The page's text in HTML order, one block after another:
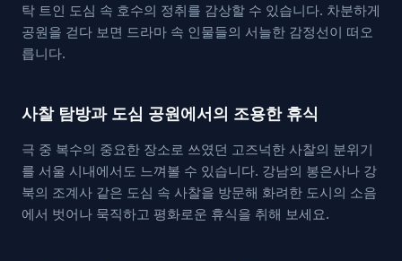
탁 트인 도심 속 호수의 정취를 감상할 수 있습니다. 차분하게
공원을 걷다 보면 드라마 속 인물들의 서늘한 감정선이 떠오
릅니다.
사찰 탐방과 도심 공원에서의 조용한 휴식
극 중 복수의 중요한 장소로 쓰였던 고즈넉한 사찰의 분위기
를 서울 시내에서도 느껴볼 수 있습니다. 강남의 봉은사나 강
북의 조계사 같은 도심 속 사찰을 방문해 화려한 도시의 소음
에서 벗어나 묵직하고 평화로운 휴식을 취해 보세요.